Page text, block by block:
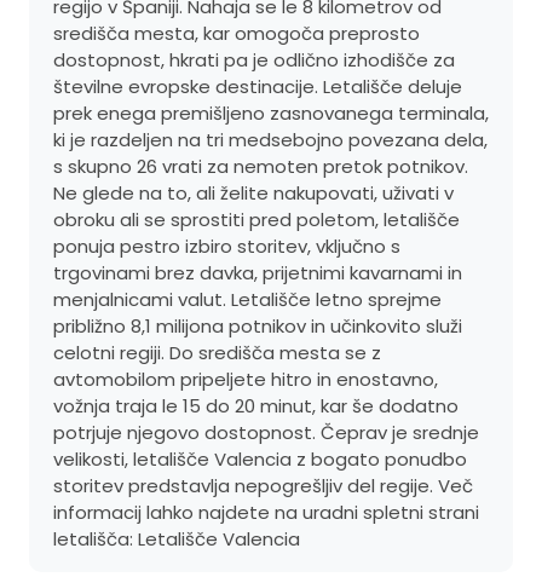
regijo v Španiji. Nahaja se le 8 kilometrov od
središča mesta, kar omogoča preprosto
dostopnost, hkrati pa je odlično izhodišče za
številne evropske destinacije. Letališče deluje
prek enega premišljeno zasnovanega terminala,
ki je razdeljen na tri medsebojno povezana dela,
s skupno 26 vrati za nemoten pretok potnikov.
Ne glede na to, ali želite nakupovati, uživati v
obroku ali se sprostiti pred poletom, letališče
ponuja pestro izbiro storitev, vključno s
trgovinami brez davka, prijetnimi kavarnami in
menjalnicami valut. Letališče letno sprejme
približno 8,1 milijona potnikov in učinkovito služi
celotni regiji. Do središča mesta se z
avtomobilom pripeljete hitro in enostavno,
vožnja traja le 15 do 20 minut, kar še dodatno
potrjuje njegovo dostopnost. Čeprav je srednje
velikosti, letališče Valencia z bogato ponudbo
storitev predstavlja nepogrešljiv del regije. Več
informacij lahko najdete na uradni spletni strani
letališča: Letališče Valencia